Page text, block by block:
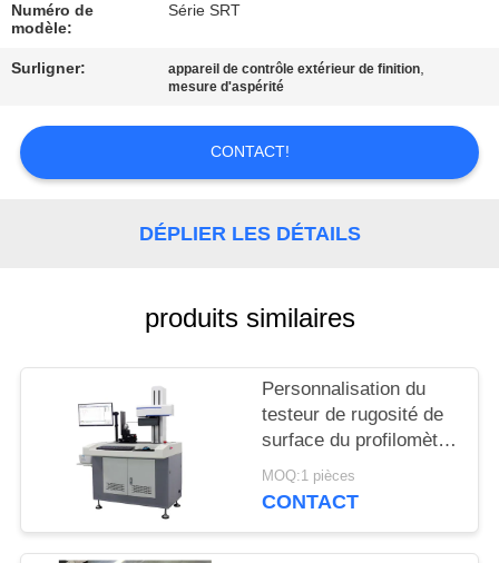
NOUS
DEMANDEZ
UNE
CITATION
PRIVACY
POLICY
Numéro de
modèle:
Série SRT
Surligner: appareil de contrôle extérieur de finition,
mesure d'aspérité
CONTACT!
DÉPLIER LES DÉTAILS
produits similaires
Personnalisation du
testeur de rugosité de
surface du profilomètre
ABS de précision
MOQ:1 pièces
CONTACT